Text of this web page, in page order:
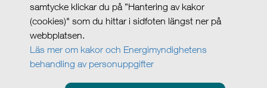
samtycke klickar du på ”Hantering av kakor
(cookies)" som du hittar i sidfoten längst ner på
webbplatsen.
Läs mer om kakor och Energimyndighetens
behandling av personuppgifter